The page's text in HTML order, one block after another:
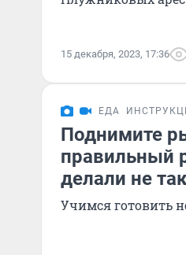
15 декабря, 2023, 17:36
ЕДА
Поднимите
правильный
делали не
Учимся готовить